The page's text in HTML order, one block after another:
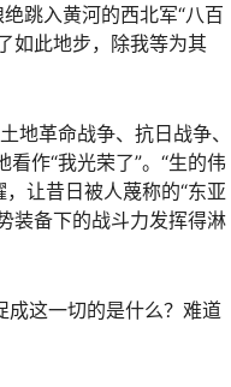
跳入黄河的西北军“八百
如此地步，除我等为其
革命战争、抗日战争、
作“我光荣了”。“生的伟
让昔日被人蔑称的“东亚
装备下的战斗力发挥得淋
成这一切的是什么？难道